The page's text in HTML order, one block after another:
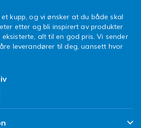
kupp, og vi ønsker at du både skal
etter og bli inspirert av produkter
alt til en god pris. Vi sender
leverandører til deg, uansett hvor